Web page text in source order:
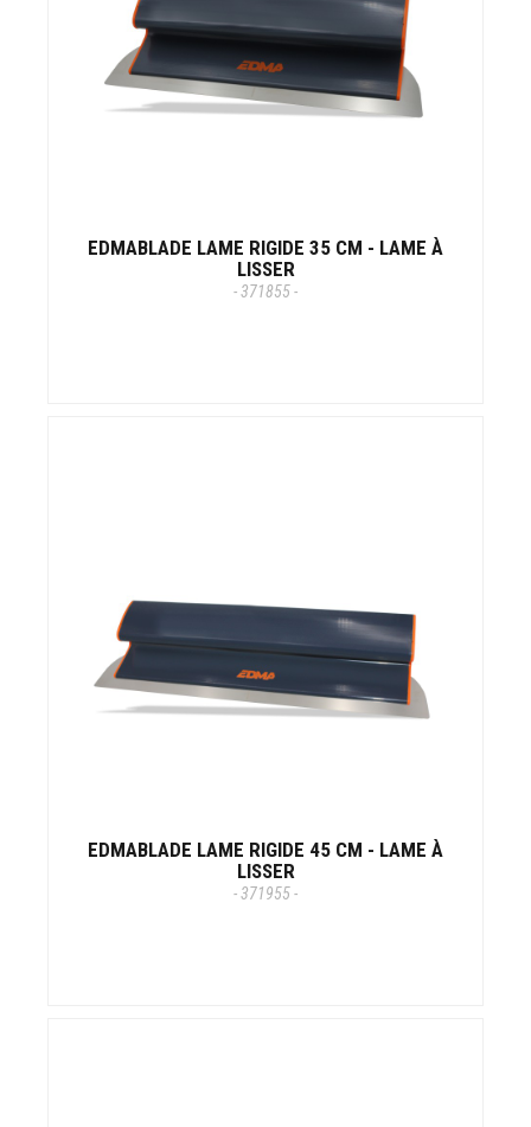
EDMABLADE LAME RIGIDE 35 CM - LAME À
LISSER
- 371855 -
EDMABLADE LAME RIGIDE 45 CM - LAME À
LISSER
- 371955 -